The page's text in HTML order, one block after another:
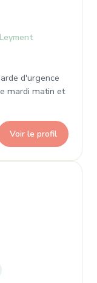
d'urgence
mardi matin et
Voir le profil
à Ambutrix